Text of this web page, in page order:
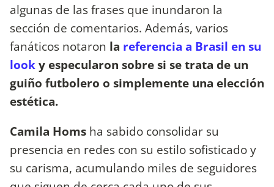
algunas de las frases que inundaron la
sección de comentarios. Además, varios
fanáticos notaron la referencia a Brasil en su
looky especularon sobre si se trata de un
guiño futbolero o simplemente una elección
estética.
Camila Homs ha sabido consolidar su
presencia en redes con su estilo sofisticado y
su carisma, acumulando miles de seguidores